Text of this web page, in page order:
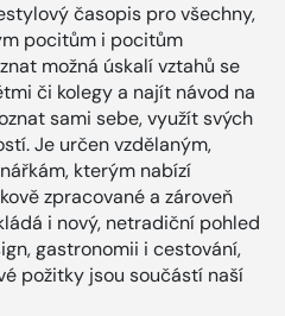
časopis pro všechny,
pocitům i pocitům
možná úskalí vztahů se
či kolegy a najít návod na
sami sebe, využít svých
Je určen vzdělaným,
kterým nabízí
zpracované a zároveň
i nový, netradiční pohled
gastronomii i cestování,
požitky jsou součástí naší